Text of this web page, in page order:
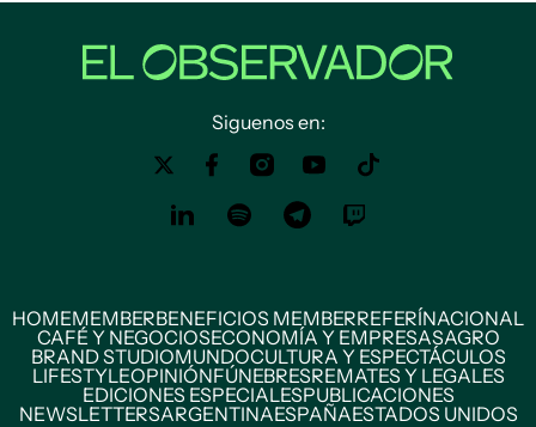
Siguenos en:
HOMEMEMBERBENEFICIOS MEMBERREFERÍNACIONAL
CAFÉ Y NEGOCIOSECONOMÍA Y EMPRESASAGRO
BRAND STUDIOMUNDOCULTURA Y ESPECTÁCULOS
LIFESTYLEOPINIÓNFÚNEBRESREMATES Y LEGALES
EDICIONES ESPECIALESPUBLICACIONES
NEWSLETTERSARGENTINAESPAÑAESTADOS UNIDOS